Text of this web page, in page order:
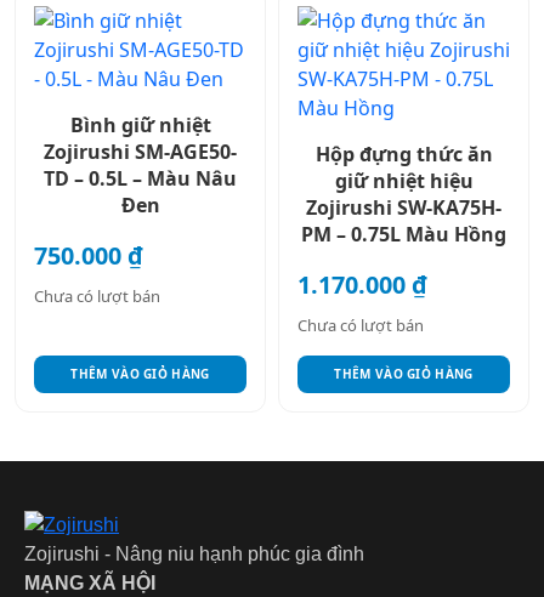
Bình giữ nhiệt
Zojirushi SM-AGE50-
TD – 0.5L – Màu Nâu
Đen
750.000₫
Chưa có lượt bán
THÊM VÀO GIỎ HÀNG
Hộp đựng thức ăn
giữ nhiệt hiệu
Zojirushi SW-KA75H-
PM – 0.75L Màu Hồng
1.170.000₫
Chưa có lượt bán
THÊM VÀO GIỎ HÀNG
Zojirushi - Nâng niu hạnh phúc gia đình
MẠNG XÃ HỘI